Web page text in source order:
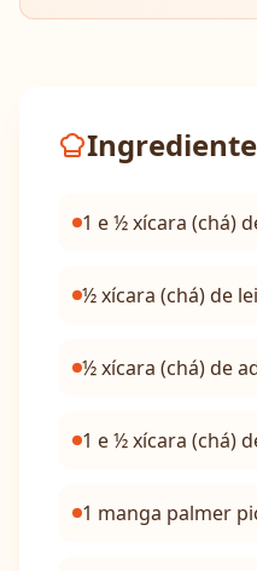
1 e ½ xícara (chá)
½ xícara (chá) de
½ xícara (chá) de
1 e ½ xícara (chá)
1 manga palmer